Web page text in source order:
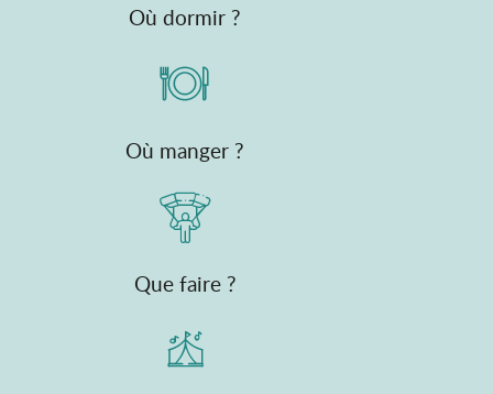
Où dormir ?
Où manger ?
Que faire ?